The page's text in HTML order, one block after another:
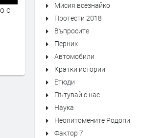
Иванов с Т Л
космически
Интервю на Иван
Келър - бивш
инженер - първа част
преди 2 години
Мисия всезнайко
Протести 2018
Въпросите
Перник
Автомобили
Кратки истории
Етюди
Пътувай с нас
Наука
Неопитомените Родопи
Фактор 7